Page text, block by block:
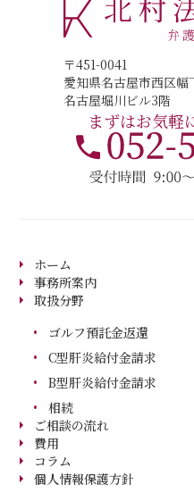
〒451-0041
愛知県名古屋市西区幅
名古屋堀川ビル3階
まずはお気軽
ホーム
事務所案内
取扱分野
ゴルフ預託金返還
C型肝炎給付金請求
B型肝炎給付金請求
相続
ご相談の流れ
費用
コラム
個人情報保護方針